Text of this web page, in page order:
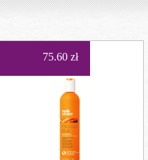
75.60 zł